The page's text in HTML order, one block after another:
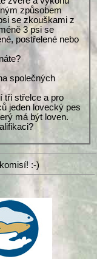
způsobem
se zkouškami z
3 psi se
postřelené nebo
společných
tři střelce a pro
jeden lovecký pes
má být loven.
:-)